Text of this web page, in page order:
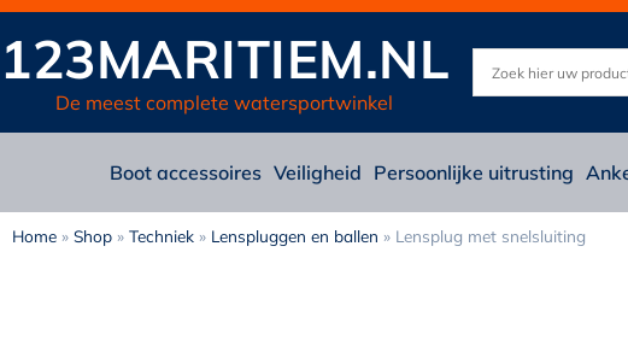
123MARITIEM.NL
De meest complete watersportwinkel
Boot accessoires Veiligheid Persoonlijke uitrusting
Home » Shop » Techniek » Lenspluggen en ballen » Lensplug met snelsluiting